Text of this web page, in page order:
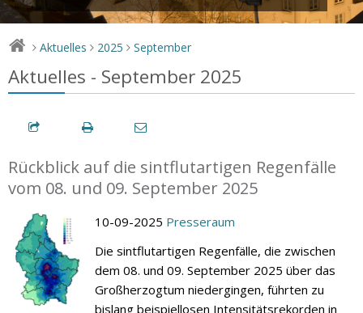
> Aktuelles > 2025 > September
Aktuelles - September 2025
Rückblick auf die sintflutartigen Regenfälle
vom 08. und 09. September 2025
10-09-2025 Presseraum
Die sintflutartigen Regenfälle, die zwischen
dem 08. und 09. September 2025 über das
Großherzogtum niedergingen, führten zu
bislang beispiellosen Intensitätsrekorden in